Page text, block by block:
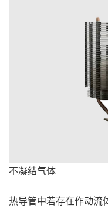
不凝结气体
热导管中若存在作动流